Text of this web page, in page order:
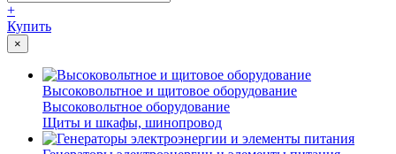
+
Купить
×
Высоковольтное и щитовое оборудование
Высоковольтное оборудование
Щиты и шкафы, шинопровод